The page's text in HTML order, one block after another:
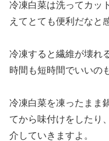
冷凍白菜は洗ってカッ
えてとても便利だなと
冷凍すると繊維が壊れ
時間も短時間でいいの
冷凍白菜を凍ったまま
てから味付けをしたり
介していきますよ。